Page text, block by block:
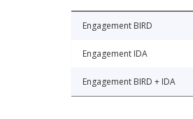
Engagement BIRD
Engagement IDA
Engagement BIRD + IDA